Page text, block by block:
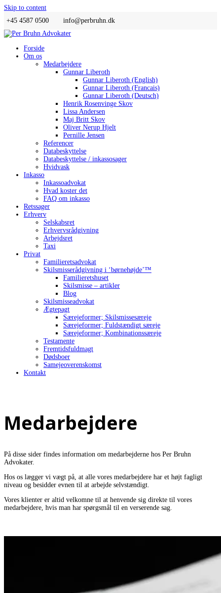
Skip to content
+45 4587 0500
info@perbruhn.dk
Forside
Om os
Medarbejdere
Gunnar Liberoth
Gunnar Liberoth (English)
Gunnar Liberoth (Francais)
Gunnar Liberoth (Deutsch)
Henrik Rosenvinge Skov
Lissa Andersen
Maj Britt Skov
Oliver Nerup Hjelt
Pernille Jensen
Referencer
Databeskyttelse
Databeskyttelse / inkassosager
Hvidvask
Inkasso
Inkassoadvokat
Hvad koster det
FAQ om inkasso
Retssager
Erhverv
Selskabsret
Erhvervsrådgivning
Arbejdsret
Taxi
Privat
Familieretsadvokat
Skilsmisserådgivning i ‘børnehøjde’™
Familieretshuset
Skilsmisse – artikler
Blog
Skilsmisseadvokat
Ægtepagt
Særejeformer; Skilsmissesæreje
Særejeformer; Fuldstændigt særeje
Særejeformer; Kombinationssæreje
Testamente
Fremtidsfuldmagt
Dødsboer
Samejeoverenskomst
Kontakt
Medarbejdere
På disse sider findes information om medarbejderne hos Per Bruhn
Advokater.
Hos os lægger vi vægt på, at alle vores medarbejdere har et højt fagligt
niveau og besidder evnen til at arbejde selvstændigt.
Vores klienter er altid velkomne til at henvende sig direkte til vores
medarbejdere, hvis man har spørgsmål til en verserende sag.